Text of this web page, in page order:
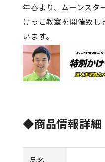
年春より、ムーンスタ
けっこ教室を開催致し
います。
◆商品情報詳細
品名